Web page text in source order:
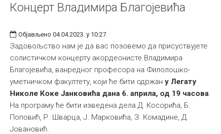
Концерт Владимира Благојевића
Објављено 04.04.2023. у 10:27
Задовољство нам је да вас позовемо да присуствујете
солистичком концерту акордеонисте Владимира
Благојевића, ванредног професора на Филолошко-
уметничком факултету, који ће бити одржан у Легату
Николе Коке Јанковића дана 6. априла, од 19 часова.
На програму ће бити изведена дела Д. Косорића, Б.
Поповић, Р. Шварца, Ј. Марковића, З. Комадине, Д.
Јовановић.